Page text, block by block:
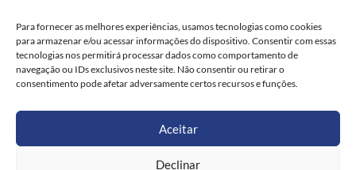
Para fornecer as melhores experiências, usamos tecnologias como cookies
para armazenar e/ou acessar informações do dispositivo. Consentir com essas
tecnologias nos permitirá processar dados como comportamento de
navegação ou IDs exclusivos neste site. Não consentir ou retirar o
consentimento pode afetar adversamente certos recursos e funções.
Aceitar
Declinar